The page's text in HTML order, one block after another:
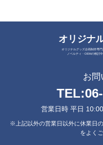
オリジナ
オリジナルグッズ企画制作専
ノベルティ・OEMの検討
お問
TEL:
営業日時 平日
※上記以外の営業日以外に休業日
をよく